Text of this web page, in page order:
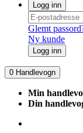
Logg inn
Glemt
Ny kunde
Logg inn
0 Handlevogn
Min
Din